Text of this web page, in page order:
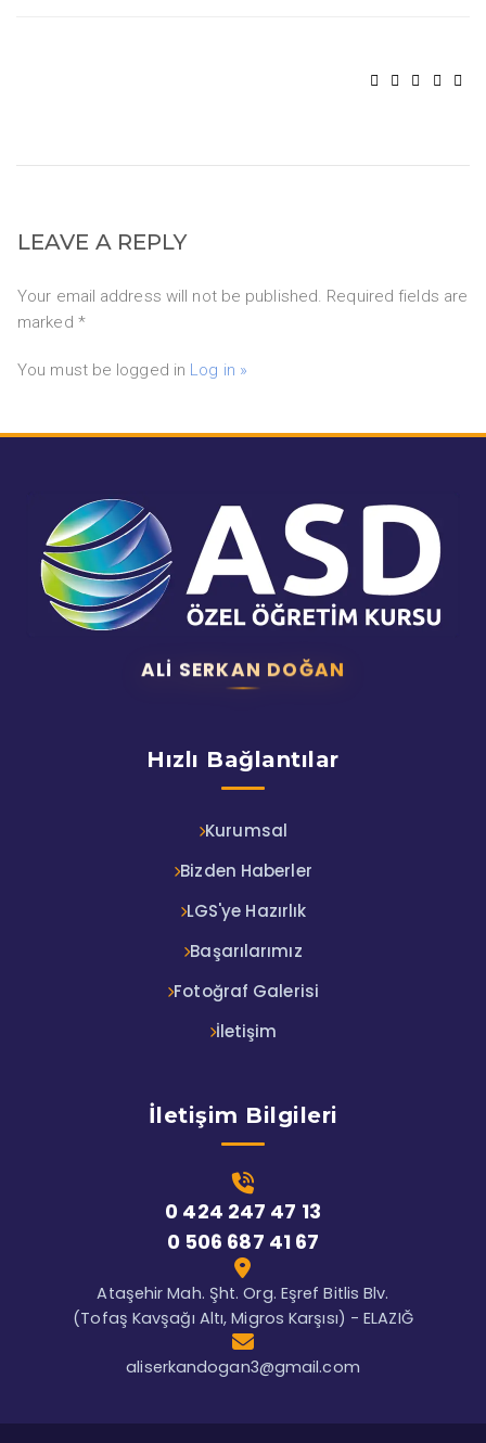
LEAVE A REPLY
Your email address will not be published. Required fields are
marked *
You must be logged in Log in »
ALI SERKAN DOĞAN
Hızlı Bağlantılar
Kurumsal
Bizden Haberler
LGS'ye Hazırlık
Başarılarımız
Fotoğraf Galerisi
İletişim
İletişim Bilgileri
0 424 247 47 13
0 506 687 41 67
Ataşehir Mah. Şht. Org. Eşref Bitlis Blv.
(Tofaş Kavşağı Altı, Migros Karşısı) - ELAZIĞ
aliserkandogan3@gmail.com